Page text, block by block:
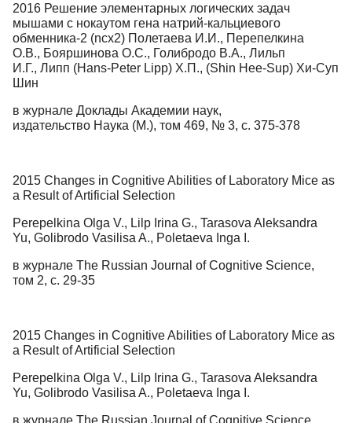
2016 Решение элементарных логических задач
мышами с нокаутом гена натрий-кальциевого
обменника-2 (ncx2) Полетаева И.И., Перепелкина
О.В., Бояршинова О.С., Голибродо В.А., Лильп
И.Г., Липп (Hans-Peter Lipp) Х.П., (Shin Hee-Sup) Хи-Суп
Шин
в журнале Доклады Академии наук,
издательство Наука (М.), том 469, № 3, с. 375-378
2015 Changes in Cognitive Abilities of Laboratory Mice as
a Result of Artificial Selection
Perepelkina Olga V., Lilp Irina G., Tarasova Aleksandra
Yu, Golibrodo Vasilisa A., Poletaeva Inga I.
в журнале The Russian Journal of Cognitive Science,
том 2, с. 29-35
2015 Changes in Cognitive Abilities of Laboratory Mice as
a Result of Artificial Selection
Perepelkina Olga V., Lilp Irina G., Tarasova Aleksandra
Yu, Golibrodo Vasilisa A., Poletaeva Inga I.
в журнале The Russian Journal of Cognitive Science,